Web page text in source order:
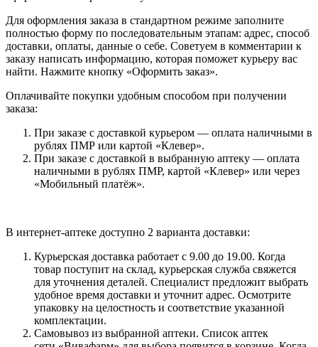
Для оформления заказа в стандартном режиме заполните
полностью форму по последовательным этапам: адрес, способ
доставки, оплаты, данные о себе. Советуем в комментарии к
заказу написать информацию, которая поможет курьеру вас
найти. Нажмите кнопку «Оформить заказ».
Оплачивайте покупки удобным способом при получении
заказа:
При заказе с доставкой курьером — оплата наличными в
рублях ПМР или картой «Клевер».
При заказе с доставкой в выбранную аптеку — оплата
наличными в рублях ПМР, картой «Клевер» или через
«Мобильный платёж».
В интернет-аптеке доступно 2 варианта доставки:
Курьерская доставка работает с 9.00 до 19.00. Когда
товар поступит на склад, курьерская служба свяжется
для уточнения деталей. Специалист предложит выбрать
удобное время доставки и уточнит адрес. Осмотрите
упаковку на целостность и соответствие указанной
комплектации.
Самовывоз из выбранной аптеки. Список аптек